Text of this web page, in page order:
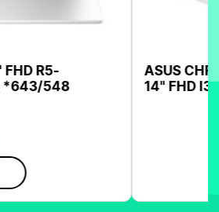
CX3402CBA-PQ0317
128SSD GRIS
En savoir +